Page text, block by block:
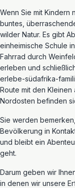
Wenn Sie mit Kindern
buntes,
wilder Natur. Es gibt
einheimische Schule
Fahrrad durch
erleben und
erlebe-südafrika-
Route mit den Kleinen
Nordosten befinden
Sie werden
Bevölkerung in
und bleibt ein
geht.
Darum geben wir
in denen wir unsere